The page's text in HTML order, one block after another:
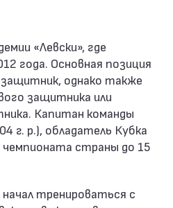
года. Основная позиция
однако также
защитника или
Капитан команды
г. р.), обладатель Кубка
чемпионата страны до 15
тренироваться с